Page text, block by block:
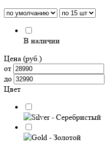
В наличии
Цена (руб.)
от
до
Цвет